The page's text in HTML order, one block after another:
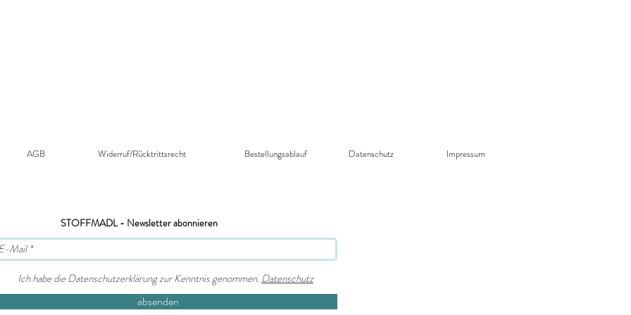
AGB Widerruf/Rücktrittsrecht​ Bestellungsablauf Datenschutz​ Impressum
STOFFMADL - Newsletter abonnieren
Ich habe die Datenschutzerklärung zur Kenntnis genommen.Datenschutz
absenden